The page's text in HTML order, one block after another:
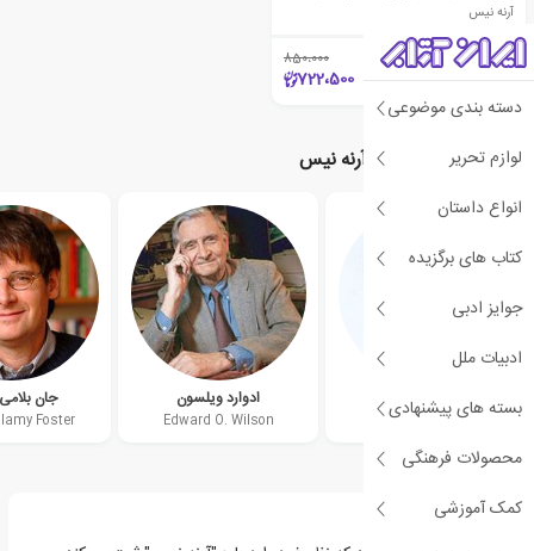
دسته بندی موضوعی
لوازم تحریر
انواع داستان
کتاب های برگزیده
جوایز ادبی
ادبیات ملل
بسته های پیشنهادی
محصولات فرهنگی
کمک آموزشی
آرنه نیس
٪15 850،000
722،500
نویسندگان مرتبط با آرنه نیس
نصرت الله صفاییان ادوارد ویلسون
Edward O. Wilson
جان
Foster